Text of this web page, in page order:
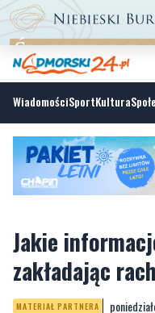
WiadomościSportKultura
Jakie
MATERIAŁ PARTNERA